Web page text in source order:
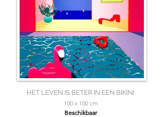
HET LEVEN IS BETER IN EEN BIKINI
100 x 100 cm
Beschikbaar